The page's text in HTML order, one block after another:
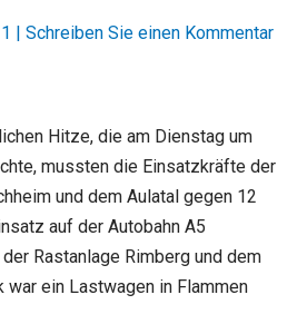
| Schreiben Sie einen Kommentar
Hitze, die am Dienstag um
mussten die Einsatzkräfte der
und dem Aulatal gegen 12
auf der Autobahn A5
Rastanlage Rimberg und dem
war ein Lastwagen in Flammen